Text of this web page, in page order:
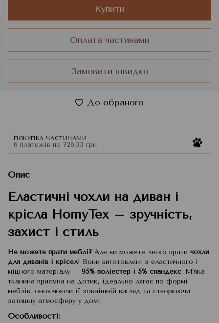
Купити
Оплата частинами
Замовити швидко
До обраного
ПОКУПКА ЧАСТИНАМИ
6 платежів по 726.33 грн
Опис
Еластичні чохли на диван і
крісла HomyTex – зручність,
захист і стиль
Не можете прати меблі? Але ви можете легко прати чохли
для диванів і крісел! Вони виготовлені з еластичного і
міцного матеріалу – 95% поліестер і 5% спандекс. М'яка
тканина приємна на дотик, ідеально лягає по формі
меблів, оновлюючи її зовнішній вигляд та створюючи
затишну атмосферу у домі.
Особливості: